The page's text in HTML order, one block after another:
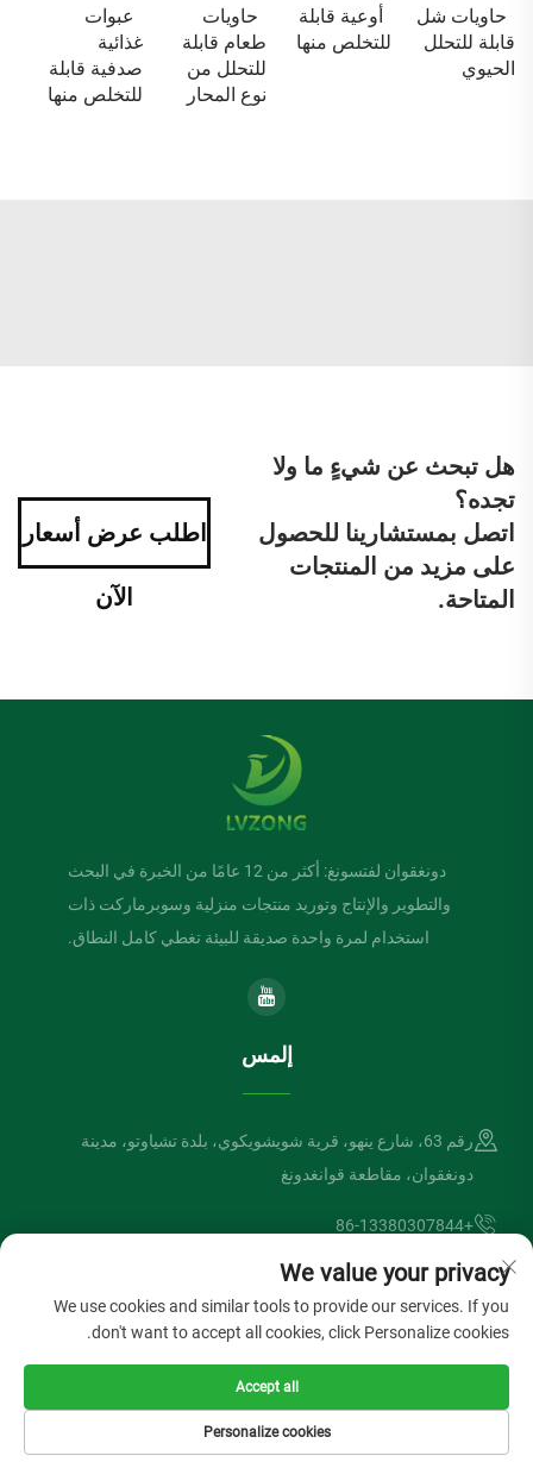
حاويات شل
قابلة للتحلل
الحيوي
أوعية قابلة
للتخلص منها
حاويات
طعام قابلة
للتحلل من
نوع المحار
عبوات
غذائية
صدفية قابلة
للتخلص منها
هل تبحث عن شيءٍ ما ولا
تجده؟
اتصل بمستشارينا للحصول
على مزيد من المنتجات
المتاحة.
اطلب عرض أسعار
الآن
دونغقوان لفتسونغ: أكثر من 12 عامًا من الخبرة في البحث
والتطوير والإنتاج وتوريد منتجات منزلية وسوبرماركت ذات
استخدام لمرة واحدة صديقة للبيئة تغطي كامل النطاق.
إلمس
رقم 63، شارع ينهو، قرية شويشويكوي، بلدة تشياوتو، مدينة
دونغقوان، مقاطعة قوانغدونغ
+86-13380307844
[email protected]
حقوق الطبع والنشر © شركة دونغقوان لفتسونغ الصناعية المحدودة. جميع
سياسة الخصوصية
We value your privacy
We use cookies and similar tools to provide our services. If you
don't want to accept all cookies, click Personalize cookies.
Personalize cookies
Accept all